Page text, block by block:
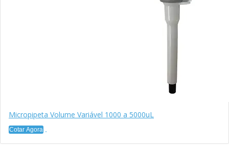
Micropipeta Volume Variável 1000 a 5000uL
Cotar Agora